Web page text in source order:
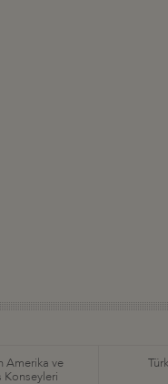
Amerika ve
Konseyleri